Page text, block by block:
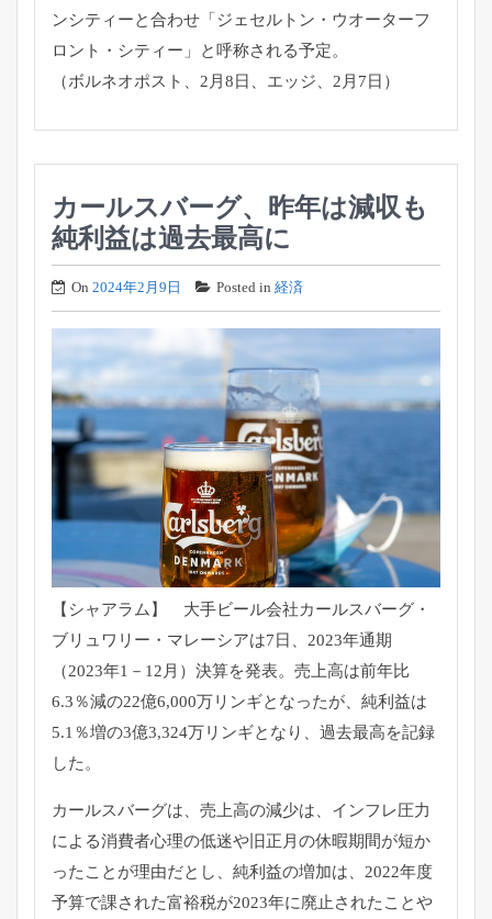
ンシティーと合わせ「ジェセルトン・ウオーターフ
ロント・シティー」と呼称される予定。
（ボルネオポスト、2月8日、エッジ、2月7日）
カールスバーグ、昨年は減収も
純利益は過去最高に
On 2024年2月9日 Posted in 経済
【シャアラム】 大手ビール会社カールスバーグ・
ブリュワリー・マレーシアは7日、2023年通期
（2023年1－12月）決算を発表。売上高は前年比
6.3％減の22億6,000万リンギとなったが、純利益は
5.1％増の3億3,324万リンギとなり、過去最高を記録
した。
カールスバーグは、売上高の減少は、インフレ圧力
による消費者心理の低迷や旧正月の休暇期間が短か
ったことが理由だとし、純利益の増加は、2022年度
予算で課された富裕税が2023年に廃止されたことや